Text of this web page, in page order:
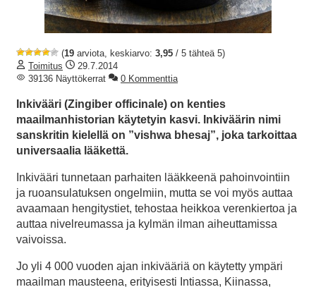
(19 arviota, keskiarvo: 3,95 / 5 tähteä 5)
Toimitus
29.7.2014
39136 Näyttökerrat
0 Kommenttia
Inkivääri (Zingiber officinale) on kenties
maailmanhistorian käytetyin kasvi. Inkiväärin nimi
sanskritin kielellä on ”vishwa bhesaj”, joka tarkoittaa
universaalia lääkettä.
Inkivääri tunnetaan parhaiten lääkkeenä pahoinvointiin
ja ruoansulatuksen ongelmiin, mutta se voi myös auttaa
avaamaan hengitystiet, tehostaa heikkoa verenkiertoa ja
auttaa nivelreumassa ja kylmän ilman aiheuttamissa
vaivoissa.
Jo yli 4 000 vuoden ajan inkivääriä on käytetty ympäri
maailman mausteena, erityisesti Intiassa, Kiinassa,